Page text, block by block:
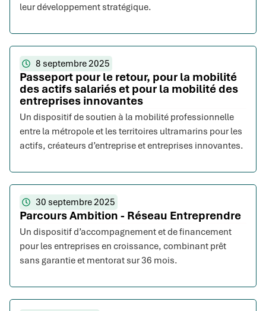
leur développement stratégique.
8 septembre 2025
Passeport pour le retour, pour la mobilité
des actifs salariés et pour la mobilité des
entreprises innovantes
Un dispositif de soutien à la mobilité professionnelle
entre la métropole et les territoires ultramarins pour les
actifs, créateurs d’entreprise et entreprises innovantes.
30 septembre 2025
Parcours Ambition - Réseau Entreprendre
Un dispositif d’accompagnement et de financement
pour les entreprises en croissance, combinant prêt
sans garantie et mentorat sur 36 mois.